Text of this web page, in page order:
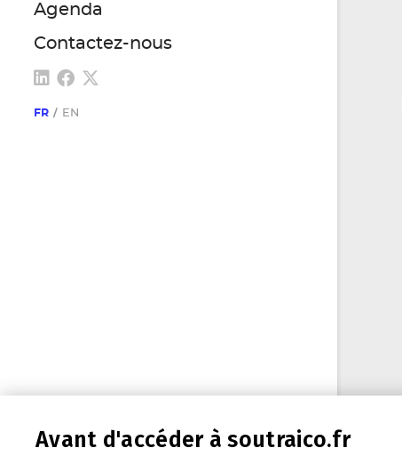
Agenda
Contactez-nous
FR EN
Avant d'accéder à soutraico.fr